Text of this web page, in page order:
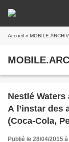
Accueil »
Nestlé Waters
A l’instar des
(Coca-Cola,
retrouve
Publié le 28/04/2015